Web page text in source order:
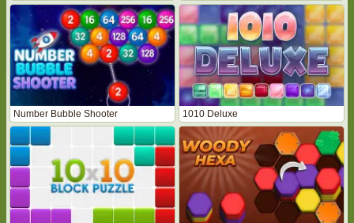
Number Bubble Shooter 1010 Deluxe